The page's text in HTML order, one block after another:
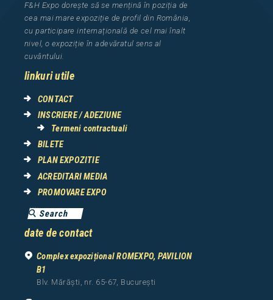
F&H Expo dorește să se mențină în poziția de
cea mai mare expoziție de profil din România,
cu participare internațională de cel maiînalt
nivel, o expoziție în adevăratul sens al
cuvântului.
linkuri utile
CONTACT
INSCRIERE / ADEZIUNE
Termeni contractuali
BILETE
PLAN EXPOZITIE
ACREDITARI MEDIA
PROMOVARE EXPO
date de contact
Complex expozițional ROMEXPO, PAVILION
B1
Blv. Mărăști, nr. 65-67, București